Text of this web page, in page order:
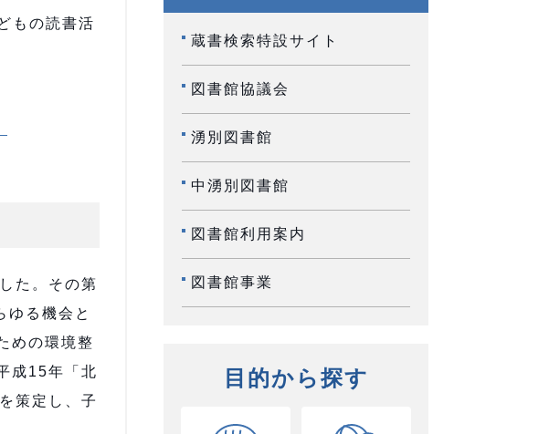
もの読書活
た。その第
ゆる機会と
めの環境整
成15年「北
策定し、子
蔵書検索特設サイト
図書館協議会
湧別図書館
中湧別図書館
図書館利用案内
図書館事業
目的から探す